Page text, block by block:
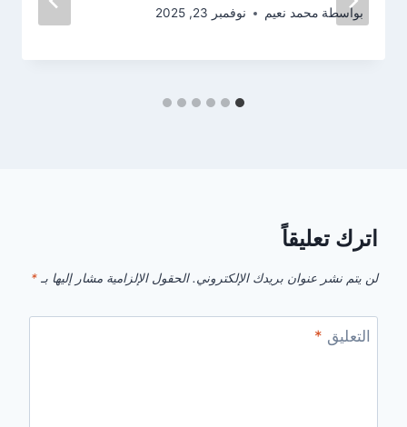
بواسطة محمد نعيم نوفمبر 23, 2025
اترك تعليقاً
لن يتم نشر عنوان بريدك الإلكتروني. الحقول الإلزامية مشار إليها بـ *
التعليق *